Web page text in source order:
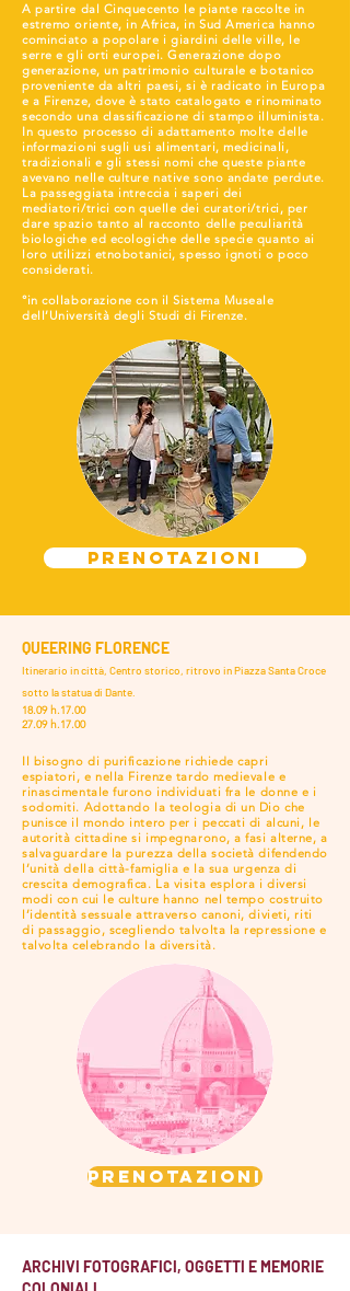
A partire dal Cinquecento le piante raccolte in
estremo oriente, in Africa, in Sud America hanno
cominciato a popolare i giardini delle ville, le
serre e gli orti europei. Generazione dopo
generazione, un patrimonio culturale e botanico
proveniente da altri paesi, si è radicato in Europa
e a Firenze, dove è stato catalogato e rinominato
secondo una classificazione di stampo illuminista.
In questo processo di adattamento molte delle
informazioni sugli usi alimentari, medicinali,
tradizionali e gli stessi nomi che queste piante
avevano nelle culture native sono andate perdute.
La passeggiata intreccia i saperi dei
mediatori/trici con quelle dei curatori/trici, per
dare spazio tanto al racconto delle peculiarità
biologiche ed ecologiche delle specie quanto ai
loro utilizzi etnobotanici, spesso ignoti o poco
considerati.
°in collaborazione con il Sistema Museale
dell’Università degli Studi di Firenze.
PRENOTAZIONI
QUEERING FLORENCE
Itinerario in città, Centro storico, ritrovo in Piazza Santa Croce
sotto la statua di Dante.
18.09 h.17.00
27.09 h.17.00
Il bisogno di purificazione richiede capri
espiatori, e nella Firenze tardo medievale e
rinascimentale furono individuati fra le donne e i
sodomiti. Adottando la teologia di un Dio che
punisce il mondo intero per i peccati di alcuni, le
autorità cittadine si impegnarono, a fasi alterne, a
salvaguardare la purezza della società difendendo
l’unità della città-famiglia e la sua urgenza di
crescita demografica. La visita esplora i diversi
modi con cui le culture hanno nel tempo costruito
l’identità sessuale attraverso canoni, divieti, riti
di passaggio, scegliendo talvolta la repressione e
talvolta celebrando la diversità.
PRENOTAZIONI
ARCHIVI FOTOGRAFICI, OGGETTI E MEMORIE